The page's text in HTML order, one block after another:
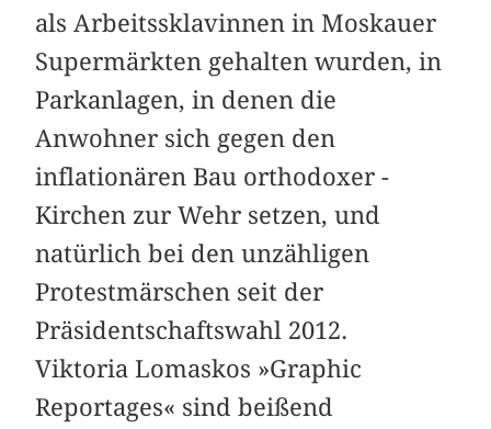
als Arbeitssklavinnen in Moskauer
Supermärkten gehalten wurden, in
­Parkanlagen, in denen die
Anwohner sich gegen den
inflationären Bau orthodoxer ­
Kirchen zur Wehr setzen, und
natürlich bei den unzähligen
Protestmärschen seit der
Präsidentschaftswahl 2012.
Viktoria Lomaskos »Graphic
Reportages« sind beißend